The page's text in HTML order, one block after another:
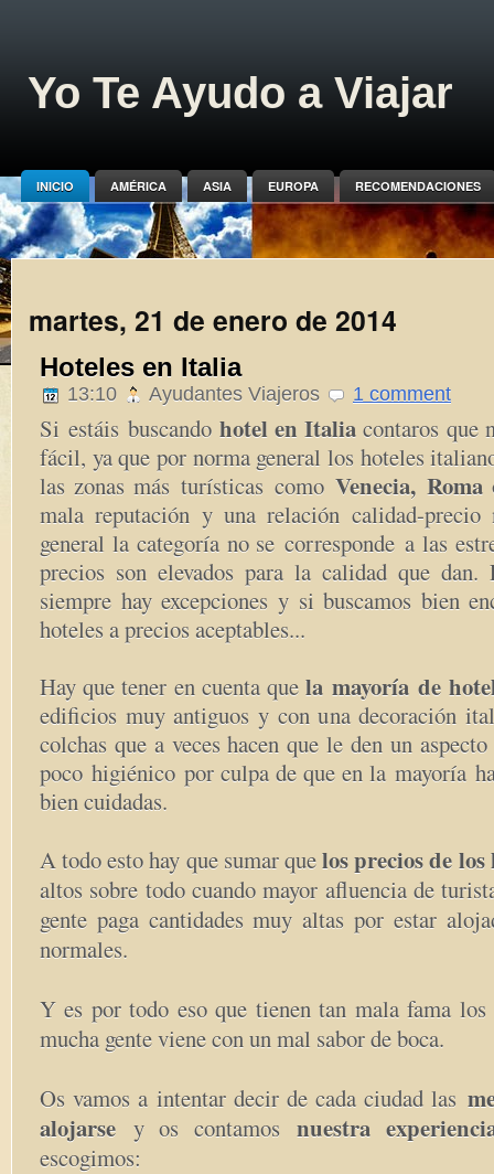
Yo Te Ayudo a Viajar
INICIO AMÉRICA ASIA EUROPA RECOMENDACIONES
martes, 21 de enero de 2014
Hoteles en Italia
13:10 Ayudantes Viajeros 1 comment
Si estáis buscando hotel en Italia contaros que
fácil, ya que por norma general los hoteles
las zonas más turísticas como Venecia, Roma
mala reputación y una relación calidad-
general la categoría no secorresponde a las
precios son elevados para la calidad que dan.
siempre hay excepciones y si buscamos bien
hoteles a precios aceptables...
Hay que tener en cuenta quela mayoría de
edificios muy antiguos y con una decoración
colchas que a veces hacen que le den un
poco higiénico por culpa de que en la mayoría
bien cuidadas.
A todo esto hay que sumar quelos precios de los
altos sobre todo cuando mayor afluencia de
gente paga cantidades muy altas por estar
normales.
Y es por todo eso que tienen tan mala fama los
mucha gente viene con un mal sabor de boca.
Os vamos a intentar decir de cada ciudad las
alojarse y os contamos nuestra
escogimos: